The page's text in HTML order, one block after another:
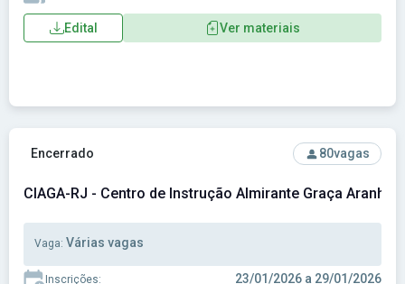
Edital Ver materiais
Ver concurso: CIAGA-RJ - Centro de Instrução Almirante
Encerrado 80vagas
CIAGA-RJ - Centro de Instrução Almirante Graça Aranha
Vaga: Várias vagas
Inscrições: 23/01/2026 a 29/01/2026